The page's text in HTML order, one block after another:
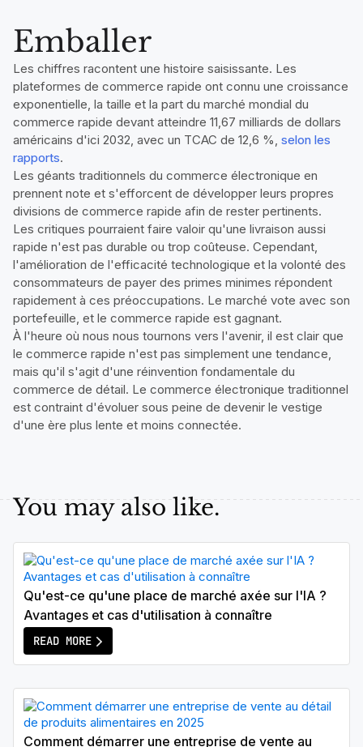
Emballer
Les chiffres racontent une histoire saisissante. Les
plateformes de commerce rapide ont connu une croissance
exponentielle, la taille et la part du marché mondial du
commerce rapide devant atteindre 11,67 milliards de dollars
américains d'ici 2032, avec un TCAC de 12,6 %, selon les
rapports.
Les géants traditionnels du commerce électronique en
prennent note et s'efforcent de développer leurs propres
divisions de commerce rapide afin de rester pertinents.
Les critiques pourraient faire valoir qu'une livraison aussi
rapide n'est pas durable ou trop coûteuse. Cependant,
l'amélioration de l'efficacité technologique et la volonté des
consommateurs de payer des primes minimes répondent
rapidement à ces préoccupations. Le marché vote avec son
portefeuille, et le commerce rapide est gagnant.
À l'heure où nous nous tournons vers l'avenir, il est clair que
le commerce rapide n'est pas simplement une tendance,
mais qu'il s'agit d'une réinvention fondamentale du
commerce de détail. Le commerce électronique traditionnel
est contraint d'évoluer sous peine de devenir le vestige
d'une ère plus lente et moins connectée.
You may also like.
Qu'est-ce qu'une place de marché axée sur l'IA ?
Avantages et cas d'utilisation à connaître
READ MORE
Comment démarrer une entreprise de vente au